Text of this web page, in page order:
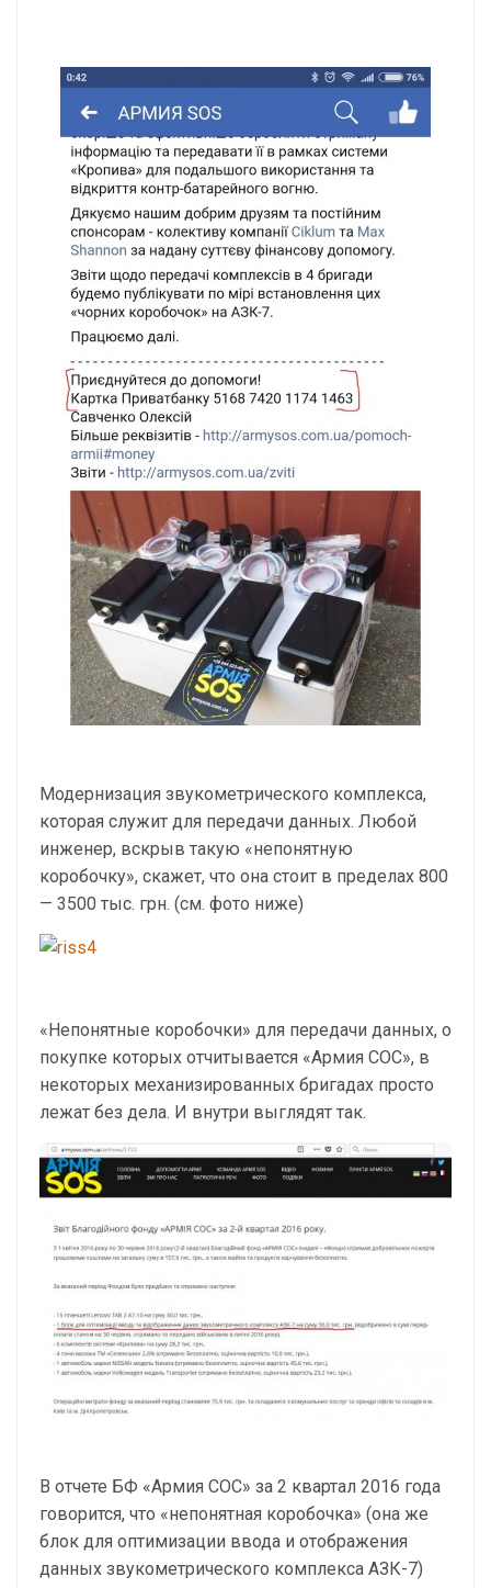
Модернизация звукометрического комплекса,
которая служит для передачи данных. Любой
инженер, вскрыв такую «непонятную
коробочку», скажет, что она стоит в пределах 800
— 3500 тыс. грн. (см. фото ниже)
«Непонятные коробочки» для передачи данных, о
покупке которых отчитывается «Армия СОС», в
некоторых механизированных бригадах просто
лежат без дела. И внутри выглядят так.
В отчете БФ «Армия СОС» за 2 квартал 2016 года
говорится, что «непонятная коробочка» (она же
блок для оптимизации ввода и отображения
данных звукометрического комплекса АЗК-7)